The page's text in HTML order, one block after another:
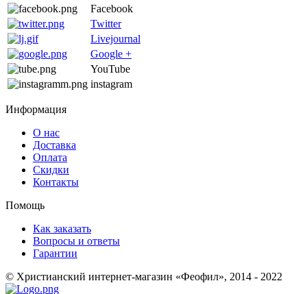
Facebook
Twitter
Livejournal
Google +
YouTube
instagram
Информация
О нас
Доставка
Оплата
Скидки
Контакты
Помощь
Как заказать
Вопросы и ответы
Гарантии
© Христианский интернет-магазин «Феофил», 2014 - 2022